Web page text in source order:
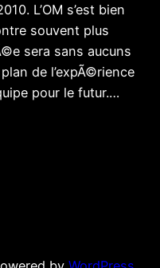
L’OM s’est bien
souvent plus
sera sans aucuns
de l’expÃ©rience
pour le futur.…